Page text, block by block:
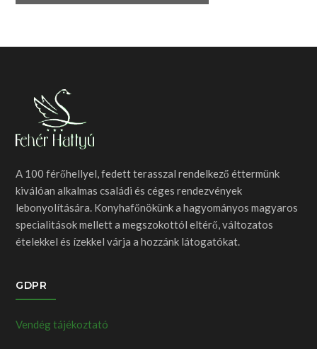
A 100 férőhellyel, fedett terasszal rendelkező éttermünk
kiválóan alkalmas családi és céges rendezvények
lebonyolítására. Konyhafőnökünk a hagyományos magyaros
specialitások mellett a megszokottól eltérő, változatos
ételekkel és ízekkel várja a hozzánk látogatókat.
GDPR
Vendég tájékoztató